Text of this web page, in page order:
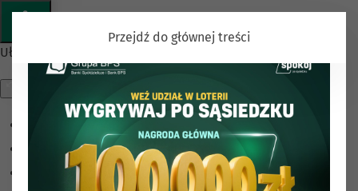
Ułatwienia dostępu
Monochromatyczny
Ciemny kontrast
Przejdź do głównej treści